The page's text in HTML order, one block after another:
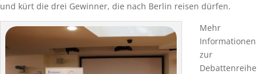
und kürt die drei Gewinner, die nach Berlin reisen dürfen.
Mehr
Informationen
zur
Debattenreihe